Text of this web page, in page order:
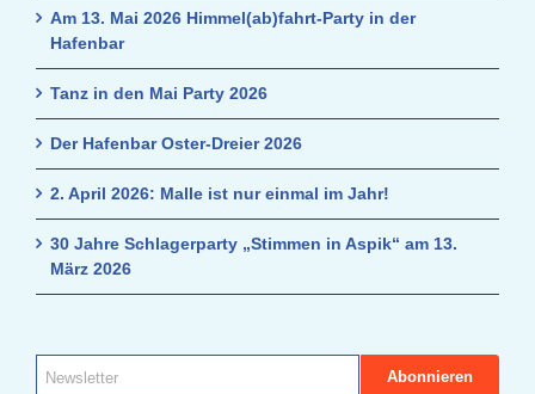
Am 13. Mai 2026 Himmel(ab)fahrt-Party in der
Hafenbar
Tanz in den Mai Party 2026
Der Hafenbar Oster-Dreier 2026
2. April 2026: Malle ist nur einmal im Jahr!
30 Jahre Schlagerparty „Stimmen in Aspik“ am 13.
März 2026